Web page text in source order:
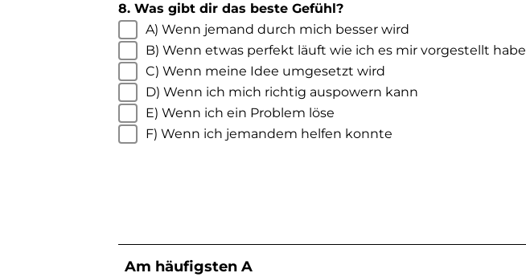
8. Was gibt dir das beste Gefühl?
A) Wenn jemand durch mich besser wird
B) Wenn etwas perfekt läuft wie ich es mir vorgestellt habe
C) Wenn meine Idee umgesetzt wird
D) Wenn ich mich richtig auspowern kann
E) Wenn ich ein Problem löse
F) Wenn ich jemandem helfen konnte
Am häufigsten A